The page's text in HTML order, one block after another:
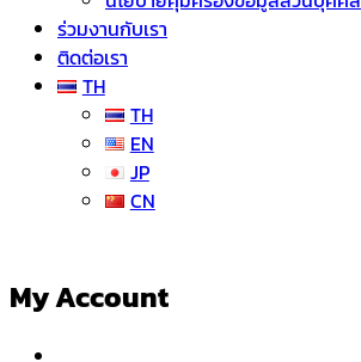
ร่วมงานกับเรา
ติดต่อเรา
TH
TH
EN
JP
CN
My Account